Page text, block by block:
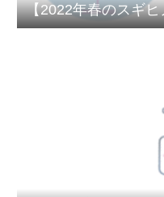
【2022年春のスギ